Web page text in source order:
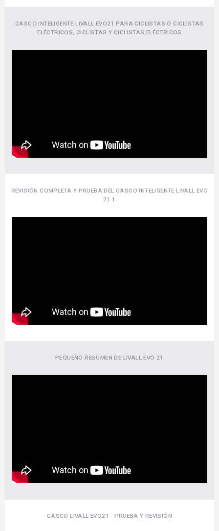
CASCO INTELIGENTE LIVALL EVO21 PARA CICLISTAS O CICLISTAS
ELÉCTRICOS, CICLISTAS Y CICLISTAS ELÉCTRICOS
REVISIÓN COMPLETA Y PRUEBA DEL CASCO INTELIGENTE LIVALL EVO
21 1
PEQUEÑO RESUMEN DE LIVALL EVO 21
CASCO LIVALL EVO21 - PRUEBA Y REVISIÓN